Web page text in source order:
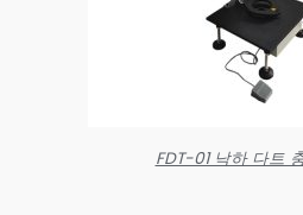
FDT-01 낙하 다트